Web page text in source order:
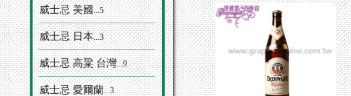
威士忌 美國...5
威士忌 日本...3
威士忌 高粱 台灣...9
威士忌 愛爾蘭...3